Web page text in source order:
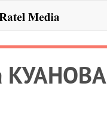
КУАНОВА